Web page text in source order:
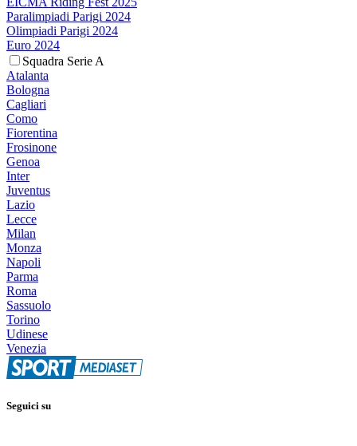
Paralimpiadi Parigi 2024
Olimpiadi Parigi 2024
Euro 2024
Squadra Serie A
Atalanta
Bologna
Cagliari
Como
Fiorentina
Frosinone
Genoa
Inter
Juventus
Lazio
Lecce
Milan
Monza
Napoli
Parma
Roma
Sassuolo
Torino
Udinese
Venezia
Seguici su